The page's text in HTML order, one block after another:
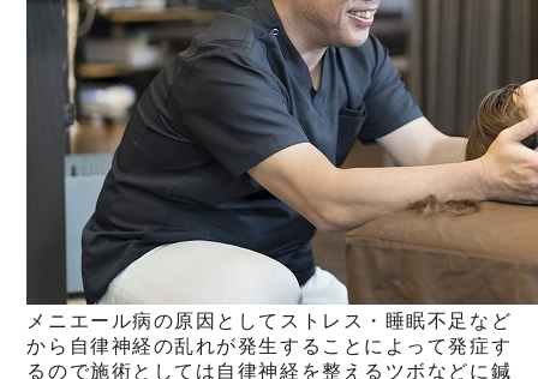
メニエール病の原因としてストレス・睡眠不足など
から自律神経の乱れが発生することによって発症す
るので施術としては自律神経を整えるツボなどに鍼